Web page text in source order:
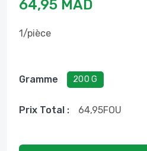
64,95 MAD
1/pièce
Gramme 200 G
Prix ​​total : 64,95FOU